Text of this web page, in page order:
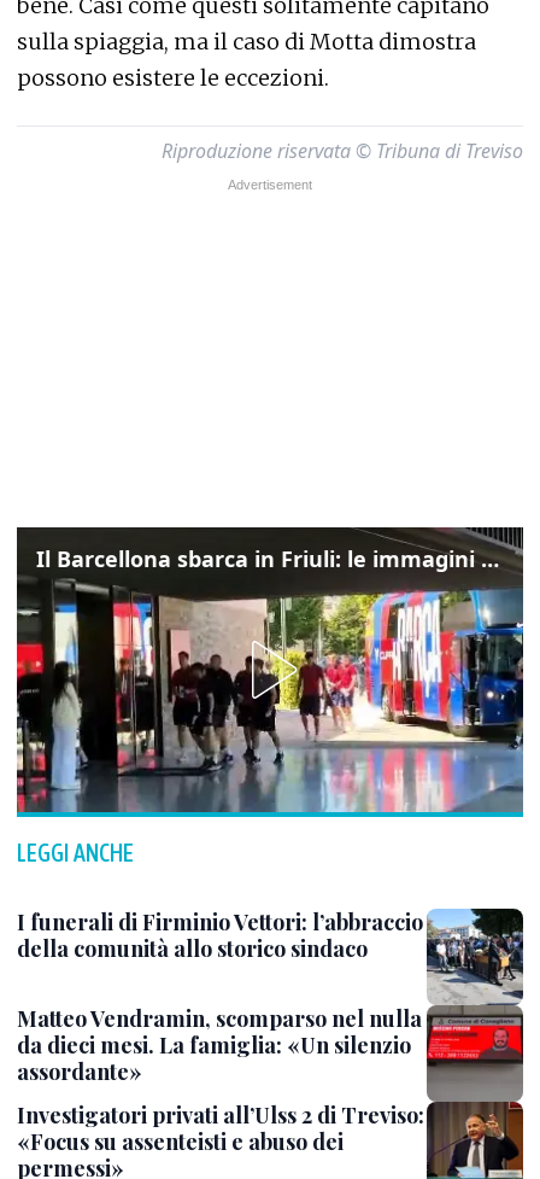
sulla spiaggia, ma il caso di Motta dimostra
possono esistere le eccezioni.
Riproduzione riservata © Tribuna di Treviso
Il Barcellona sbarca in Friuli: le immagini dell'arrivo in albergo
LEGGI ANCHE
I funerali di Firminio Vettori: l’abbraccio
della comunità allo storico sindaco
Matteo Vendramin, scomparso nel nulla
da dieci mesi. La famiglia: «Un silenzio
assordante»
Investigatori privati all’Ulss 2 di Treviso:
«Focus su assenteisti e abuso dei
permessi»